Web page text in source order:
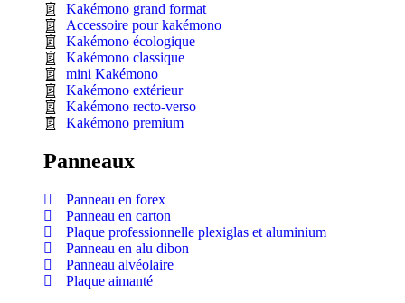
Kakémono grand format
Accessoire pour kakémono
Kakémono écologique
Kakémono classique
mini Kakémono
Kakémono extérieur
Kakémono recto-verso
Kakémono premium
Panneaux
Panneau en forex
Panneau en carton
Plaque professionnelle plexiglas et aluminium
Panneau en alu dibon
Panneau alvéolaire
Plaque aimanté